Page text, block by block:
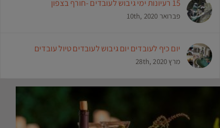
15 רעיונות ימי גיבוש לעובדים -חורף בצפון
פברואר 10th, 2020
יום כיף לעובדים יום גיבוש לעובדים טיול עובדים
מרץ 28th, 2020